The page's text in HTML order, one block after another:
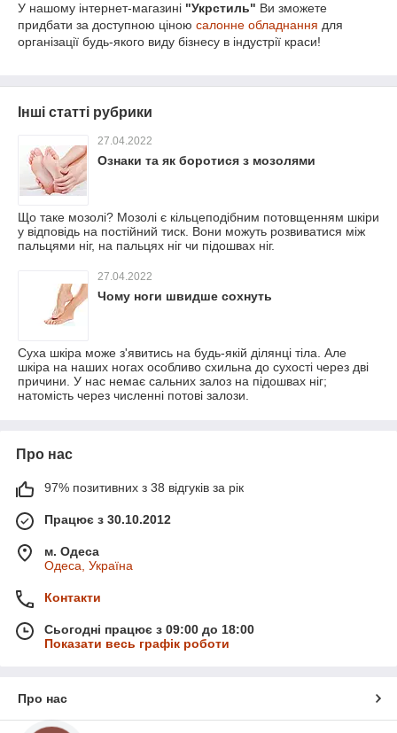
У нашому інтернет-магазині "Укрстиль" Ви зможете
придбати за доступною ціною салонне обладнання для
організації будь-якого виду бізнесу в індустрії краси!
Інші статті рубрики
27.04.2022
Ознаки та як боротися з мозолями
Що таке мозолі? Мозолі є кільцеподібним потовщенням шкіри
у відповідь на постійний тиск. Вони можуть розвиватися між
пальцями ніг, на пальцях ніг чи підошвах ніг.
27.04.2022
Чому ноги швидше сохнуть
Суха шкіра може з'явитись на будь-якій ділянці тіла. Але
шкіра на наших ногах особливо схильна до сухості через дві
причини. У нас немає сальних залоз на підошвах ніг;
натомість через численні потові залози.
Про нас
97% позитивних з 38 відгуків за рік
Працює з 30.10.2012
м. Одеса
Одеса, Україна
Контакти
Сьогодні працює з 09:00 до 18:00
Показати весь графік роботи
Про нас